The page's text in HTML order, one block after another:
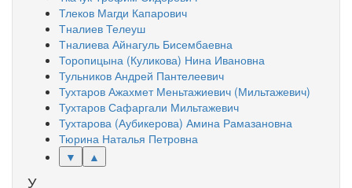
Тлеков Магди Капарович
Тналиев Телеуш
Тналиева Айнагуль Бисембаевна
Торопицына (Куликова) Нина Ивановна
Тульников Андрей Пантелеевич
Тухтаров Ажахмет Меньтажиевич (Мильтажевич)
Тухтаров Сафаргали Мильтажевич
Тухтарова (Аубикерова) Амина Рамазановна
Тюрина Наталья Петровна
▼
▲
У